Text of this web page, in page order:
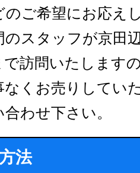
のご希望にお応え
スタッフが京田
訪問いたします
なくお売りしてい
わせ下さい。
法